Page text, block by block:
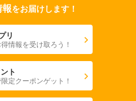
をお届けします！
リ
情報を受け取ろう！
ト
定クーポンゲット！